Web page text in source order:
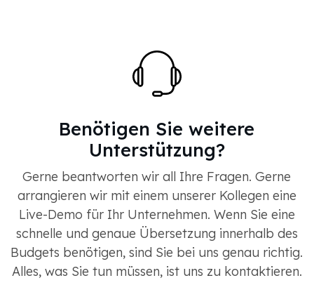
Benötigen Sie weitere
Unterstützung?
Gerne beantworten wir all Ihre Fragen. Gerne
arrangieren wir mit einem unserer Kollegen eine
Live-Demo für Ihr Unternehmen. Wenn Sie eine
schnelle und genaue Übersetzung innerhalb des
Budgets benötigen, sind Sie bei uns genau richtig.
Alles, was Sie tun müssen, ist uns zu kontaktieren.